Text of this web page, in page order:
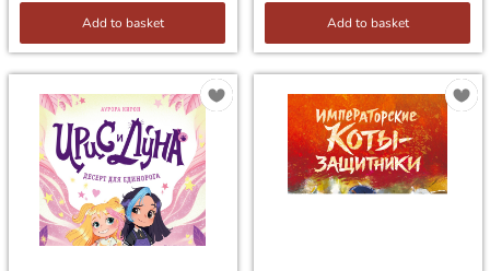
Add to basket Add to basket